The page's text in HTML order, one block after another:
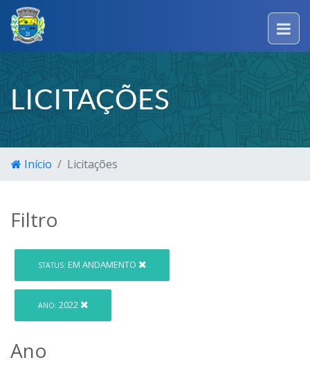
LICITAÇÕES
Início Licitações
Filtro
STATUS: EM ANDAMENTO
ANO: 2022
Ano